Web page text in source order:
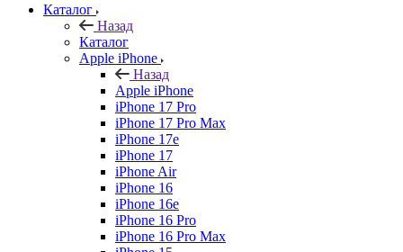
Каталог
Назад
Каталог
Apple iPhone
Назад
Apple iPhone
iPhone 17 Pro
iPhone 17 Pro Max
iPhone 17e
iPhone 17
iPhone Air
iPhone 16
iPhone 16e
iPhone 16 Pro
iPhone 16 Pro Max